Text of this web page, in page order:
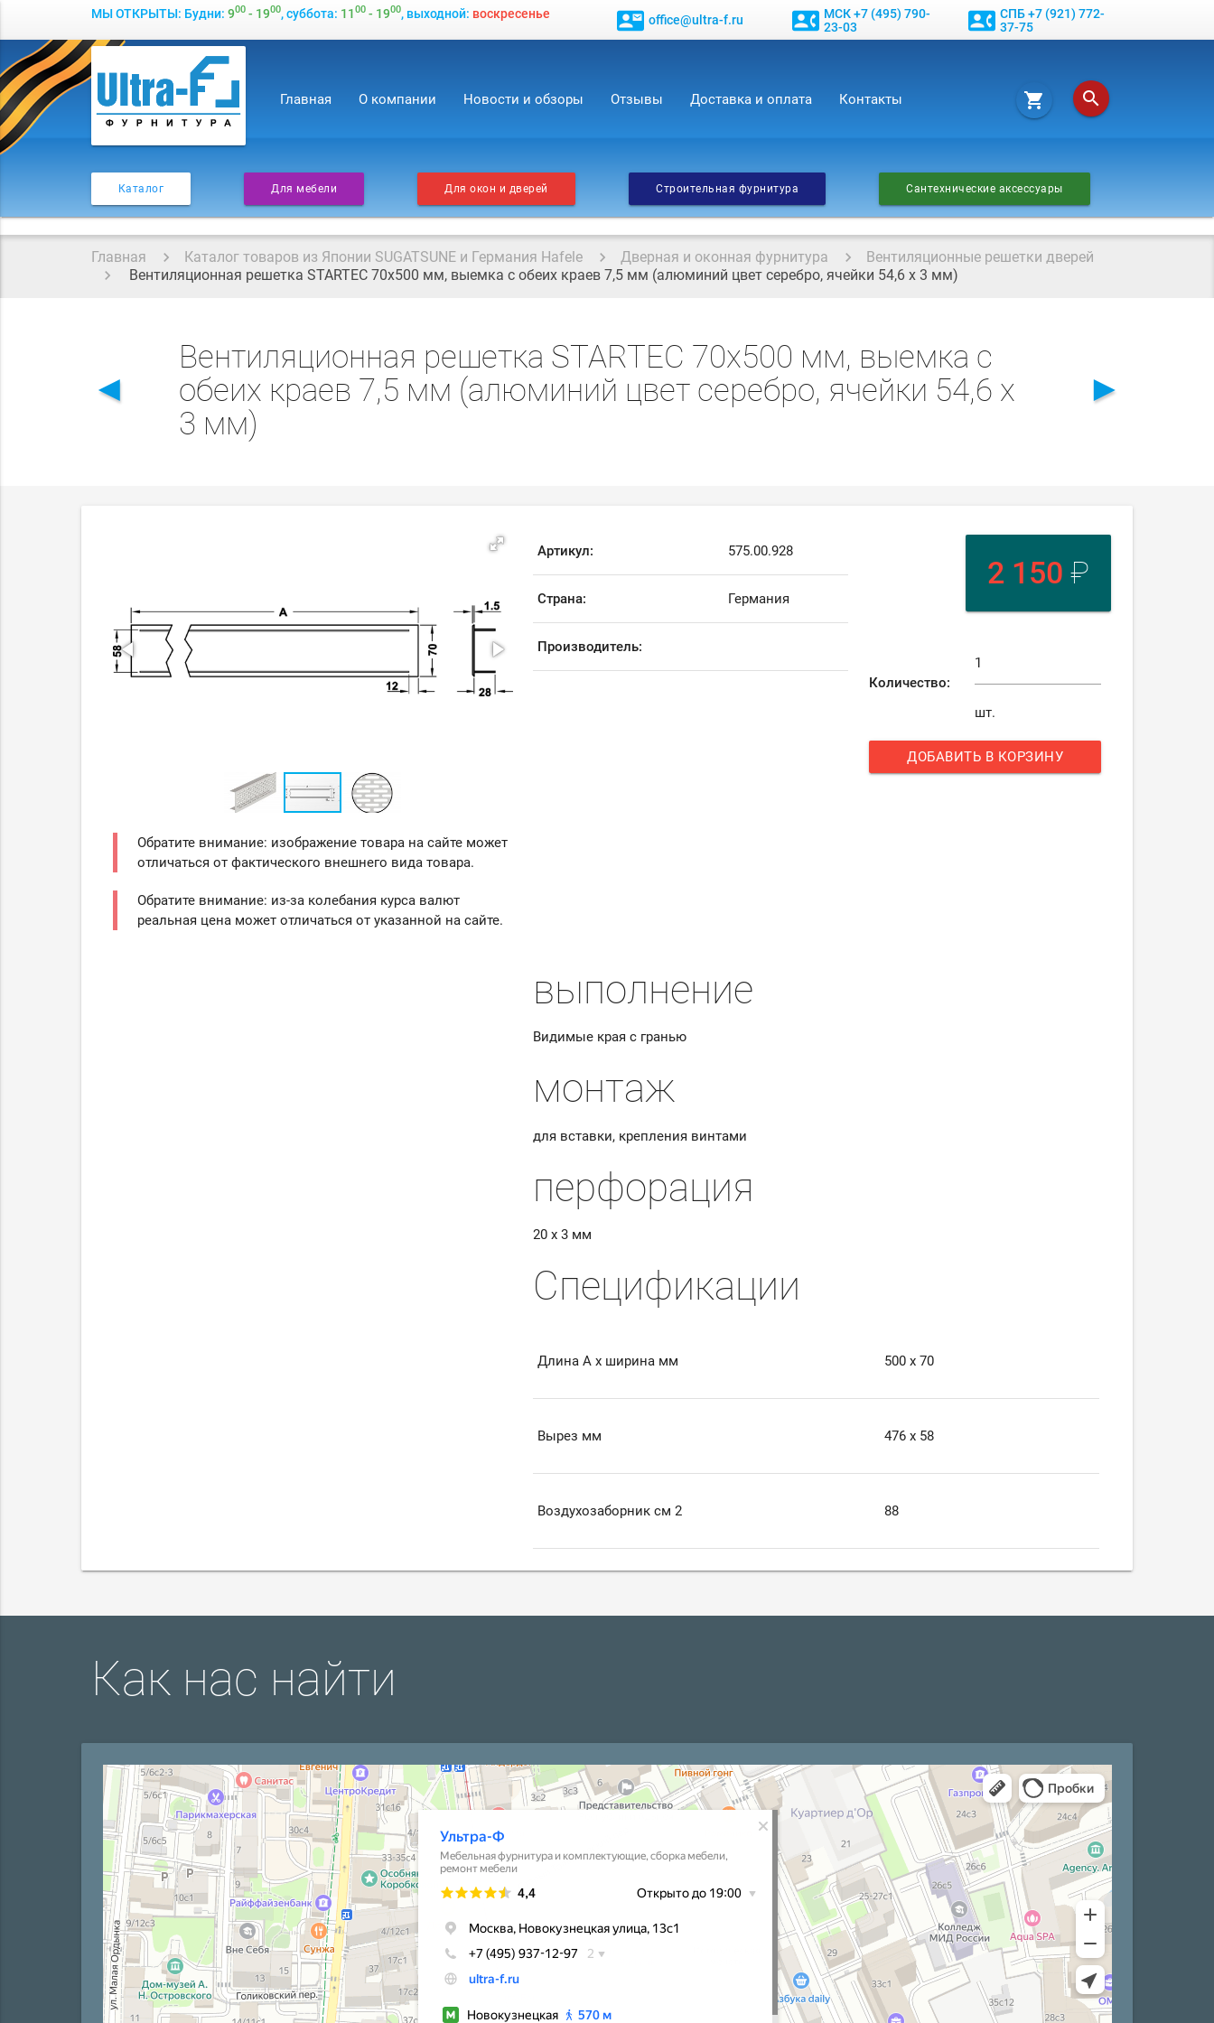
МЫ ОТКРЫТЫ: Будни: 900- 1900, суббота: 1100- 1900, выходной: воскресенье contact_mail office@ultra-f.ru contact_phone МСК +7 (495) 790-
23-03
contact_phone СПБ +7 (921) 772-
37-75
Главная О компании Новости и обзоры Отзывы Доставка и оплата Контакты shopping_cart search
Каталог Для мебели Для окон и дверей Строительная фурнитура Сантехнические аксессуары
Главная Каталог товаров из Японии SUGATSUNE и Германия Hafele Дверная и оконная фурнитура
Вентиляционные решетки дверей
Вентиляционная решетка STARTEC 70x500 мм, выемка с обеих краев 7,5 мм (алюминий цвет серебро, ячейки 54,6 х 3 мм)
◄
Вентиляционная решетка STARTEC 70x500 мм, выемка с
обеих краев 7,5 мм (алюминий цвет серебро, ячейки 54,6 х
3 мм)
►
Обратите внимание: изображение товара на сайте может
отличаться от фактического внешнего вида товара.
Обратите внимание: из-за колебания курса валют
реальная цена может отличаться от указанной на сайте.
Артикул: 575.00.928
Страна: Германия
Производитель:
2 150 ₽
Количество:
шт.
ДОБАВИТЬ В КОРЗИНУ
выполнение
Видимые края с гранью
монтаж
для вставки, крепления винтами
перфорация
20 x 3 мм
Спецификации
Длина A x ширина мм 500 х 70
Вырез мм 476 х 58
Воздухозаборник см2 88
Как нас найти